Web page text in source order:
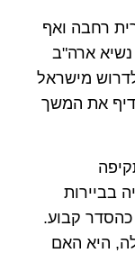
רחבה ואף
ארה"ב
מישראל
את המשך
בביירות
קבוע.
היא האם